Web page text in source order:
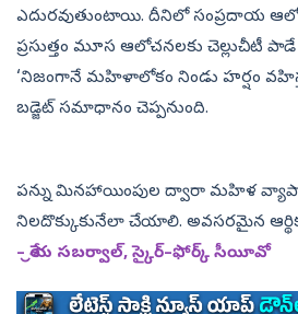
ఎదురవుతుంటాయి. దీనిలో సంప్రదాయ
ప్రసుత్తం మూస ఆలోచనలకు చెల్లుచీటీ పాడే
‘నిజంగానే మహిళాలోకం నిండు హర్షం
బడ్జెట్‌ సమాధానం చెప్పనుంది.
పన్ను మినహాయింపుల ద్వారా మహిళ
నిలదొక్కుకునేలా చేయాలి. అవసరమైన
– శ్రేయ సబర్వాల్, స్కైర్‌–ఫోర్క్‌ సీయీవో